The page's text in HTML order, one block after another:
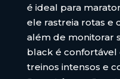
é ideal para
ele rastreia rotas e
além de monitorar
black é confortável
treinos intensos e